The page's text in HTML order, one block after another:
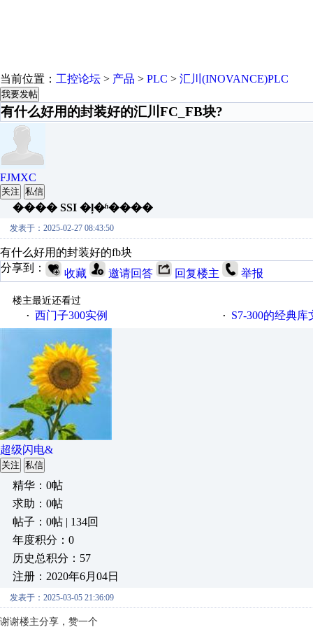
当前位置： 工控论坛 > 产品 > PLC > 汇川(INOVANCE)PLC
我要发帖
有什么好用的封装好的汇川FC_FB块?
FJMXC
关注 私信
���� SSI �ļ�ʱ����
发表于：2025-02-27 08:43:50
有什么好用的封装好的fb块
分享到：
收藏 邀请回答 回复楼主 举报
楼主最近还看过
· 西门子300实例 · S7-300的经典库
超级闪电&
关注 私信
精华：0帖
求助：0帖
帖子：0帖 | 134回
年度积分：0
历史总积分：57
注册：2020年6月04日
发表于：2025-03-05 21:36:09
谢谢楼主分享，赞一个